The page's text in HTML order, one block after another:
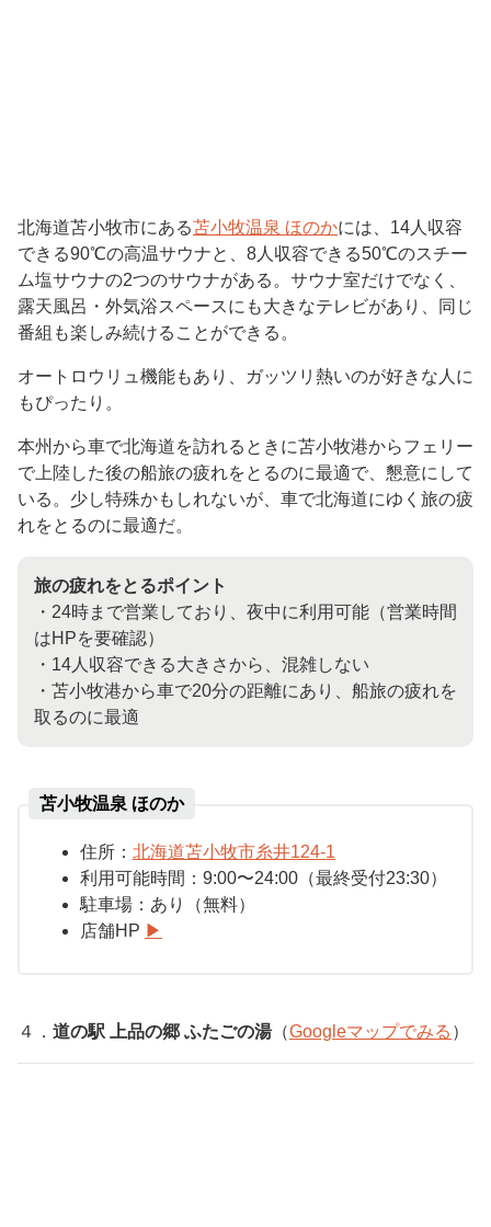
北海道苫小牧市にある苫小牧温泉 ほのかには、 14 人収容
できる90℃の高温サウナと、 8 人収容できる50℃のスチー
ム塩サウナの2つのサウナがある。サウナ室だけでなく、
露天風呂・外気浴スペースにも大きなテレビがあり、同じ
番組も楽しみ続けることができる。
オートロウリュ機能もあり、ガッツリ熱いのが好きな人に
もぴったり。
本州から車で北海道を訪れるときに苫小牧港からフェリー
で上陸した後の船旅の疲れをとるのに最適で、懇意にして
いる。少し特殊かもしれないが、車で北海道にゆく旅の疲
れをとるのに最適だ。
旅の疲れをとるポイント
・24時まで営業しており、夜中に利用可能（営業時間
はHPを要確認）
・14人収容できる大きさから、混雑しない
・苫小牧港から車で20分の距離にあり、船旅の疲れを
取るのに最適
苫小牧温泉 ほのか
住所： 北海道苫小牧市糸井124-1
利用可能時間：9:00〜24:00（最終受付23:30）
駐車場： あり（無料）
店舗HP ▶︎
４． 道の駅 上品の郷 ふたごの湯（Googleマップでみる ）